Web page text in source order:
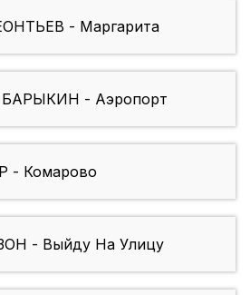
- Маргарита
- Аэропорт
- Комарово
- Выйду На Улицу